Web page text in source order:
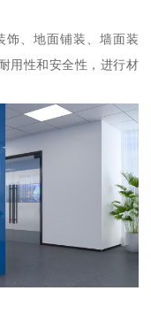
饰、地面铺装、墙面装
用性和安全性，进行材